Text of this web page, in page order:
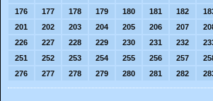
176
177 178 179 180 181 182
201
202 203 204 205 206 207
226
227 228 229 230 231 232
251
252 253 254 255 256 257
276
277 278 279 280 281 282